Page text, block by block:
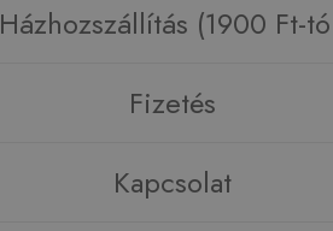
Házhozszállítás (1900 Ft-
Fizetés
Kapcsolat